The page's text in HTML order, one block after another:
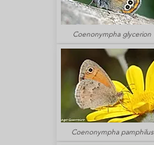
Coenonympha glycerion
Coenonympha pamphilus